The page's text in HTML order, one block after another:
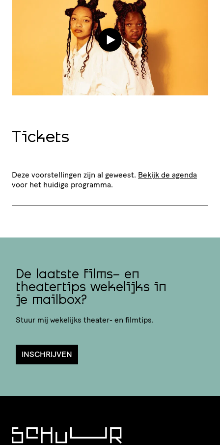
Tickets
Deze voorstellingen zijn al geweest. Bekijk de agenda
voor het huidige programma.
De laatste films- en
theatertips wekelijks in
je mailbox?
Stuur mij wekelijks theater- en filmtips.
INSCHRIJVEN